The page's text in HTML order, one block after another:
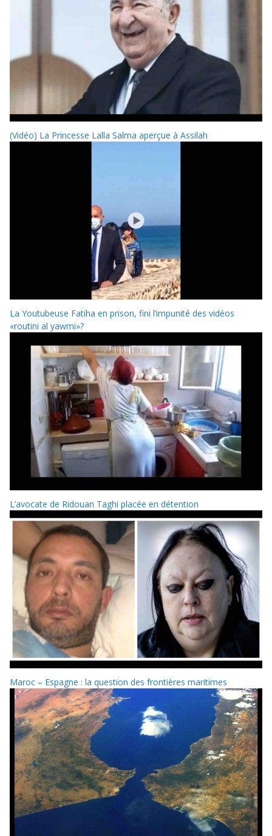
(Vidéo) La Princesse Lalla Salma aperçue à Assilah
La Youtubeuse Fatiha en prison, fini l’impunité des vidéos
«routini al yawmi»?
L’avocate de Ridouan Taghi placée en détention
Maroc – Espagne : la question des frontières maritimes